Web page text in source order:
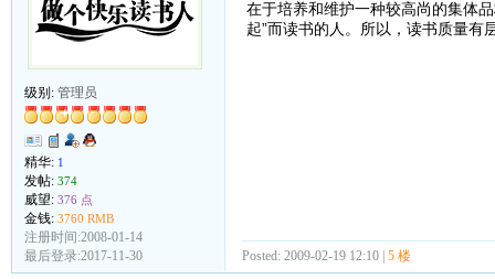
级别: 管理员
精华: 1
发帖: 374
威望: 376 点
金钱: 3760 RMB
注册时间:2008-01-14
最后登录:2017-11-30
在于培养和维护一种较高尚的集体
起”而读书的人。所以，读书质量有
Posted: 2009-02-19 12:10 | 5 楼